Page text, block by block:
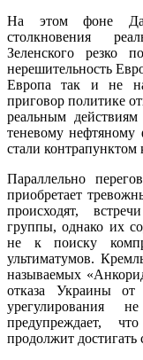
На этом фоне
столкновения
Зеленского резко
нерешительность
Европа так и не
приговор политике
реальным
теневому нефтяному
стали
Параллельно
приобретает
происходят,
группы, однако их
не к поиску
ультиматумов.
называемых
отказа Украины от
урегулирования
предупреждает,
продолжит достигать